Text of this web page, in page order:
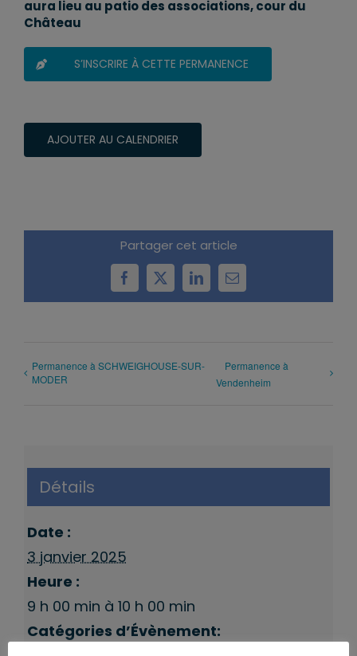
aura lieu au patio des associations, cour du
Château
S’INSCRIRE À CETTE PERMANENCE
AJOUTER AU CALENDRIER
Partager cet article
Facebook
X LinkedInEmail
Permanence à SCHWEIGHOUSE-SUR-
MODER
Permanence à
Vendenheim
Détails
Date :
3 janvier 2025
Heure :
9 h 00 min à 10 h 00 min
Catégories d’Évènement: